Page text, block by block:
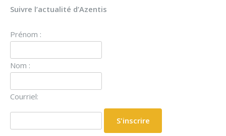
Suivre l’actualité d’Azentis
Prénom :
Nom :
Courriel: